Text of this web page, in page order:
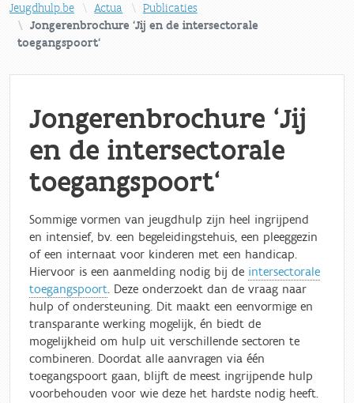
Jeugdhulp.be Actua
Publicaties
Jongerenbrochure 'Jij en de intersectorale
toegangspoort'
Jongerenbrochure 'Jij
en de intersectorale
toegangspoort'
Sommige vormen van jeugdhulp zijn heel ingrijpend
en intensief, bv. een begeleidingstehuis, een pleeggezin
of een internaat voor kinderen met een handicap.
Hiervoor is een aanmelding nodig bij de intersectorale
toegangspoort. Deze onderzoekt dan de vraag naar
hulp of ondersteuning. Dit maakt een eenvormige en
transparante werking mogelijk, én biedt de
mogelijkheid om hulp uit verschillende sectoren te
combineren. Doordat alle aanvragen via één
toegangspoort gaan, blijft de meest ingrijpende hulp
voorbehouden voor wie deze het hardste nodig heeft.